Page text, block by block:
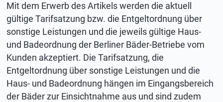
Mit dem Erwerb des Artikels werden die aktuell
gültige Tarifsatzung bzw. die Entgeltordnung über
sonstige Leistungen und die jeweils gültige Haus-
und Badeordnung der Berliner Bäder-Betriebe vom
Kunden akzeptiert. Die Tarifsatzung, die
Entgeltordnung über sonstige Leistungen und die
Haus- und Badeordnung hängen im Eingangsbereich
der Bäder zur Einsichtnahme aus und sind zudem